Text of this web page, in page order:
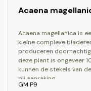
Acaena
acaena magellanica is een kruipende, wintergroene plant met
kleine complexe
produceren
deze plant is ongeveer
kunnen de stekels van
bij aanraking.
GM P9